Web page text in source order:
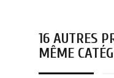
16 AUTRES
MÊME